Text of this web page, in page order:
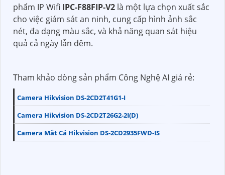
phẩm IP Wifi IPC-F88FIP-V2 là một lựa chọn xuất sắc
cho việc giám sát an ninh, cung cấp hình ảnh sắc
nét, đa dạng màu sắc, và khả năng quan sát hiệu
quả cả ngày lẫn đêm.
Tham khảo dòng sản phẩm Công Nghệ AI giá rẻ:
Camera Hikvision DS-2CD2T41G1-I
Camera Hikvision DS-2CD2T26G2-2I(D)
Camera Mắt Cá Hikvision DS-2CD2935FWD-IS